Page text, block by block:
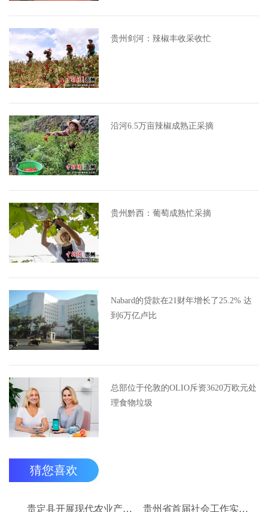
贵州剑河：辣椒丰收采收忙
沿河6.5万亩辣椒成熟正采摘
贵州黔西：葡萄成熟忙采摘
Nabard的贷款在21财年增长了25.2% 达
到6万亿卢比
总部位于伦敦的OLIO斥资3620万欧元处
理食物垃圾
猜您喜欢
贵定县开展现代农业产业“稻+N”田间示范技术培训 贵州省首届社会工作实务技能大赛启动